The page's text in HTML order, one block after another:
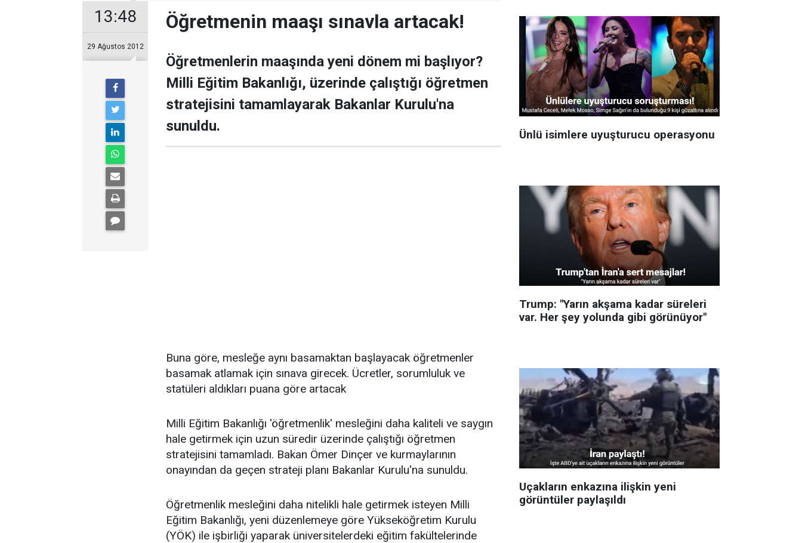
13:48
29 Ağustos 2012
Öğretmenin maaşı sınavla artacak!
Öğretmenlerin maaşında yeni dönem mi başlıyor?
Milli Eğitim Bakanlığı, üzerinde çalıştığı öğretmen
stratejisini tamamlayarak Bakanlar Kurulu'na
sunuldu.
Buna göre, mesleğe aynı basamaktan başlayacak öğretmenler
basamak atlamak için sınava girecek. Ücretler, sorumluluk ve
statüleri aldıkları puana göre artacak
Milli Eğitim Bakanlığı 'öğretmenlik' mesleğini daha kaliteli ve saygın
hale getirmek için uzun süredir üzerinde çalıştığı öğretmen
stratejisini tamamladı. Bakan Ömer Dinçer ve kurmaylarının
onayından da geçen strateji planı Bakanlar Kurulu'na sunuldu.
Öğretmenlik mesleğini daha nitelikli hale getirmek isteyen Milli
Eğitim Bakanlığı, yeni düzenlemeye göre Yükseköğretim Kurulu
(YÖK) ile işbirliği yaparak üniversitelerdeki eğitim fakültelerinde
Ünlü isimlere uyuşturucu operasyonu
Trump: "Yarın akşama kadar süreleri
var. Her şey yolunda gibi görünüyor"
Uçakların enkazına ilişkin yeni
görüntüler paylaşıldı